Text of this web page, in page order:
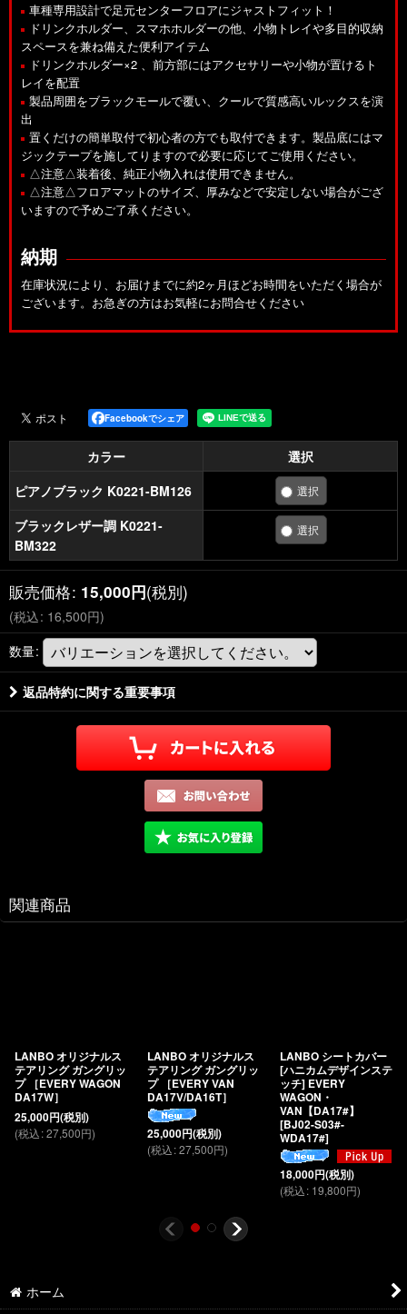
車種専用設計で足元センターフロアにジャストフィット！
ドリンクホルダー、スマホホルダーの他、小物トレイや多目的収納
スペースを兼ね備えた便利アイテム
ドリンクホルダー×2 、前方部にはアクセサリーや小物が置けるト
レイを配置
製品周囲をブラックモールで覆い、クールで質感高いルックスを演
出
置くだけの簡単取付で初心者の方でも取付できます。製品底にはマ
ジックテープを施してりますので必要に応じてご使用ください。
△注意△装着後、純正小物入れは使用できません。
△注意△フロアマットのサイズ、厚みなどで安定しない場合がござ
いますので予めご了承ください。
納期
在庫状況により、お届けまでに約2ヶ月ほどお時間をいただく場合が
ございます。お急ぎの方はお気軽にお問合せください
Facebookでシェア
カラー
選択
ピアノブラック K0221-BM126
ブラックレザー調 K0221-
BM322
販売価格: 15,000円(税別)
(税込: 16,500円)
数量:
返品特約に関する重要事項
関連商品
LANBO オリジナルス
テアリング ガングリッ
プ ［EVERY WAGON
DA17W］
25,000円(税別)
(税込:27,500円)
LANBO オリジナルス
テアリング ガングリッ
プ ［EVERY VAN
DA17V/DA16T］
25,000円(税別)
(税込:27,500円)
LANBO シートカバー
[ハニカムデザインステ
ッチ] EVERY
WAGON・
VAN【DA17#】
[BJ02-S03#-
WDA17#]
18,000円(税別)
(税込: 19,800円)
ホーム